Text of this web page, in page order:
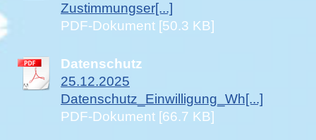
Zustimmungser[...]
PDF-Dokument [50.3 KB]
Datenschutz
25.12.2025
Datenschutz_Einwilligung_Wh[...]
PDF-Dokument [66.7 KB]